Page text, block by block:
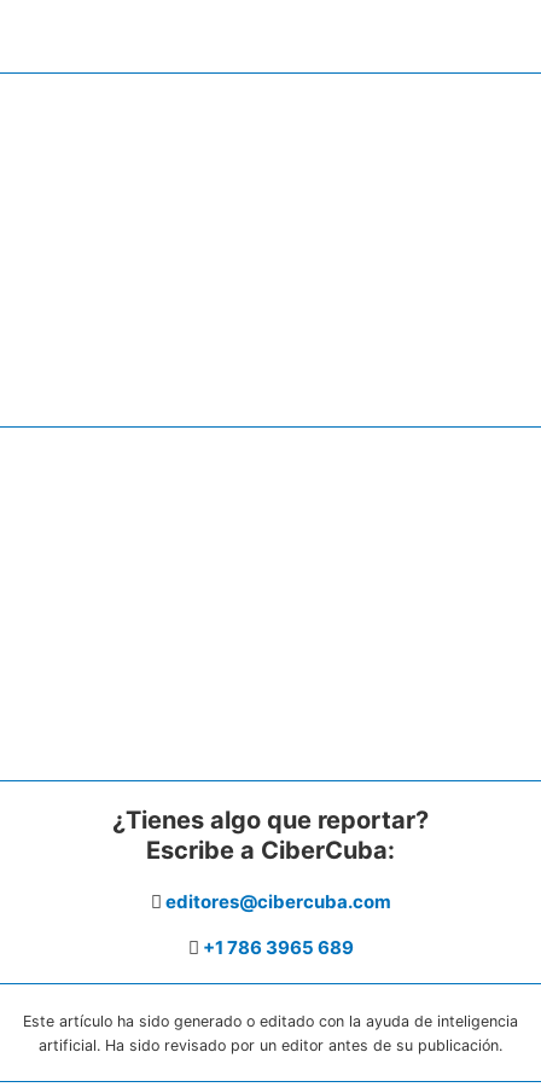
¿Tienes algo que reportar?
Escribe a CiberCuba:
editores@cibercuba.com
+1 786 3965 689
Este artículo ha sido generado o editado con la ayuda de inteligencia
artificial. Ha sido revisado por un editor antes de su publicación.